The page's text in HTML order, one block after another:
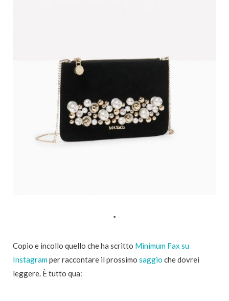
*
Copio e incollo quello che ha scritto Minimum Fax su
Instagramper raccontare il prossimo saggio che dovrei
leggere. È tutto qua: